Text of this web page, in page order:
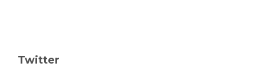
Twitter